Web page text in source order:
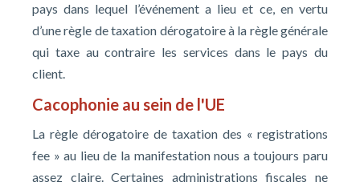
pays dans lequel l’événement a lieu et ce, en vertu
d’une règle de taxation dérogatoire à la règle générale
qui taxe au contraire les services dans le pays du
client.
Cacophonie au sein de l'UE
La règle dérogatoire de taxation des « registrations
fee » au lieu de la manifestation nous a toujours paru
assez claire. Certaines administrations fiscales ne